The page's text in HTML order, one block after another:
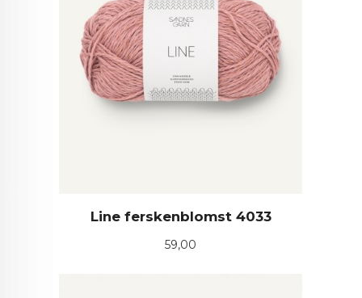
Line ferskenblomst 4033
Pris
59,00